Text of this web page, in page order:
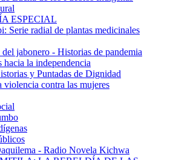
ESPECIAL
Serie radial de plantas medicinales
jabonero - Historias de pandemia
hacia la independencia
y Puntadas de Dignidad
violencia contra las mujeres
- Radio Novela Kichwa